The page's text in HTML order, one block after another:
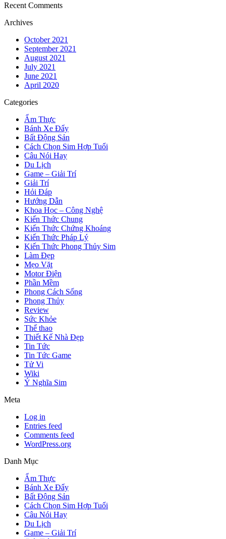
Recent Comments
Archives
October 2021
September 2021
August 2021
July 2021
June 2021
April 2020
Categories
Ẩm Thực
Bánh Xe Đẩy
Bất Động Sản
Cách Chọn Sim Hợp Tuổi
Câu Nói Hay
Du Lịch
Game – Giải Trí
Giải Trí
Hỏi Đáp
Hướng Dẫn
Khoa Học – Công Nghệ
Kiến Thức Chung
Kiến Thức Chứng Khoáng
Kiến Thức Pháp Lý
Kiến Thức Phong Thủy Sim
Làm Đẹp
Mẹo Vặt
Motor Điện
Phần Mềm
Phong Cách Sống
Phong Thủy
Review
Sức Khỏe
Thể thao
Thiết Kế Nhà Đẹp
Tin Tức
Tin Tức Game
Tử Vi
Wiki
Ý Nghĩa Sim
Meta
Log in
Entries feed
Comments feed
WordPress.org
Danh Mục
Ẩm Thực
Bánh Xe Đẩy
Bất Động Sản
Cách Chọn Sim Hợp Tuổi
Câu Nói Hay
Du Lịch
Game – Giải Trí